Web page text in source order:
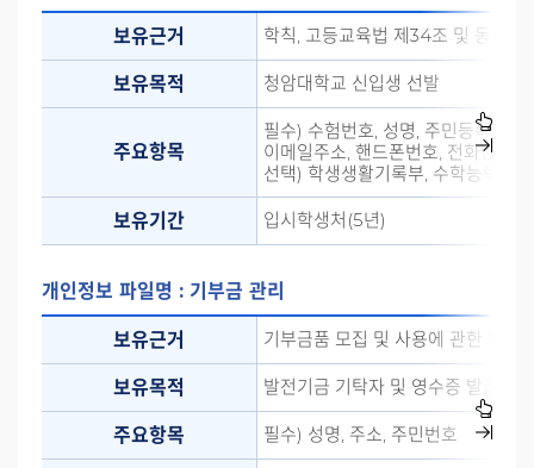
보유근거 학칙, 고등교육법 제34조 및 동법시
보유목적 청암대학교 신입생 선발
주요항목
필수) 수험번호, 성명, 주민등록번호
이메일주소, 핸드폰번호, 전화번호,
선택) 학생생활기록부, 수학능력고
보유기간 입시학생처(5년)
개인정보 파일명 : 기부금 관리
보유근거 기부금품 모집 및 사용에 관한 법률
보유목적 발전기금 기탁자 및 영수증 발급
주요항목 필수) 성명, 주소, 주민번호